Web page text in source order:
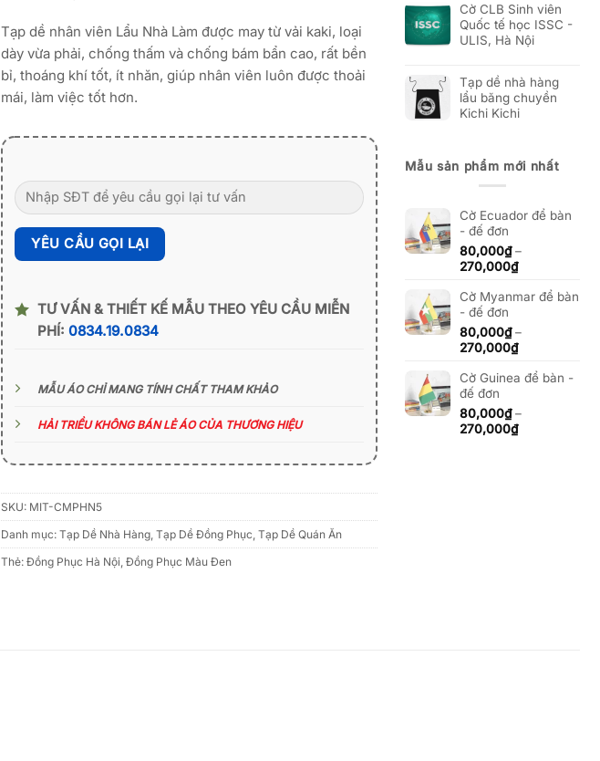
Tạp dề nhân viên Lẩu Nhà Làm được may từ vải kaki, loại
dày vừa phải, chống thấm và chống bám bẩn cao, rất bền
bỉ, thoáng khí tốt, ít nhăn, giúp nhân viên luôn được thoải
mái, làm việc tốt hơn.
TƯ VẤN & THIẾT KẾ MẪU THEO YÊU CẦU MIỄN
PHÍ: 0834.19.0834
MẪU ÁO CHỈ MANG TÍNH CHẤT THAM KHẢO
HẢI TRIỀU KHÔNG BÁN LẺ ÁO CỦA THƯƠNG HIỆU
SKU: MIT-CMPHN5
Danh mục: Tạp Dề Nhà Hàng Tạp Dề Đồng Phục Tạp Dề Quán Ăn
Thẻ: Đồng Phục Hà Nội Đồng Phục Màu Đen
Cờ CLB Sinh viên
Quốc tế học ISSC -
ULIS, Hà Nội
Tạp dề nhà hàng
lẩu băng chuyền
Kichi Kichi
Mẫu sản phẩm mới nhất
Cờ Ecuador để bàn
- đế đơn
80,000₫ –
270,000₫Khoảng
từ
270,000₫
Cờ Myanmar để bàn
- đế đơn
80,000₫ –
270,000₫Khoảng
từ
270,000₫
Cờ Guinea để bàn -
đế đơn
80,000₫ –
270,000₫Khoảng